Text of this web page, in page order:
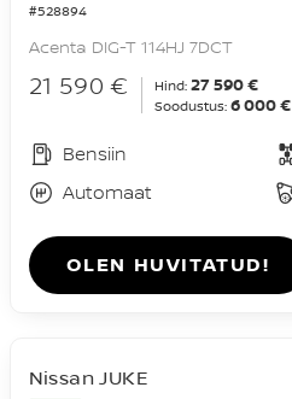
#528894
Acenta DIG-T 114HJ 7DCT
21 590 € Hind: 27 590 €
Soodustus: 6 000 €
Bensiin
Automaat
OLEN HUVITATUD!
Nissan JUKE